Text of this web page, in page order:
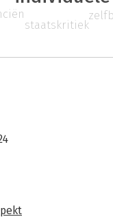
staatskritiek